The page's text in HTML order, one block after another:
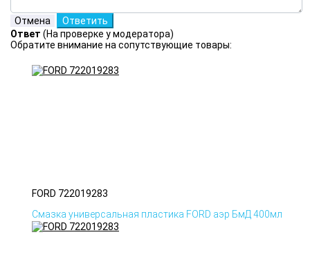
Ответ (На проверке у модератора)
Обратите внимание на сопутствующие товары:
FORD 722019283
Смазка универсальная пластика FORD аэр БмД 400мл